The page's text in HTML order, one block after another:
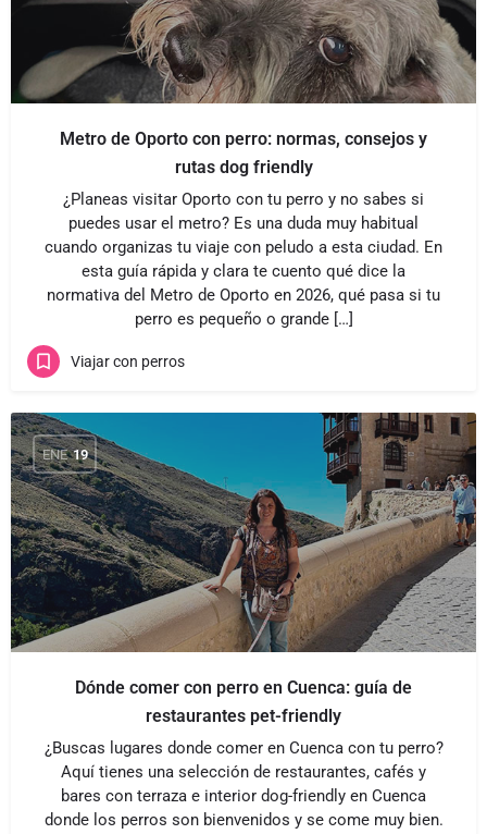
Metro de Oporto con perro: normas, consejos y
rutas dog friendly
¿Planeas visitar Oporto con tu perro y no sabes si
puedes usar el metro? Es una duda muy habitual
cuando organizas tu viaje con peludo a esta ciudad. En
esta guía rápida y clara te cuento qué dice la
normativa del Metro de Oporto en 2026, qué pasa si tu
perro es pequeño o grande […]
Viajar con perros
ENE 19
Dónde comer con perro en Cuenca: guía de
restaurantes pet-friendly
¿Buscas lugares donde comer en Cuenca con tu perro?
Aquí tienes una selección de restaurantes, cafés y
bares con terraza e interior dog-friendly en Cuenca
donde los perros son bienvenidos y se come muy bien.